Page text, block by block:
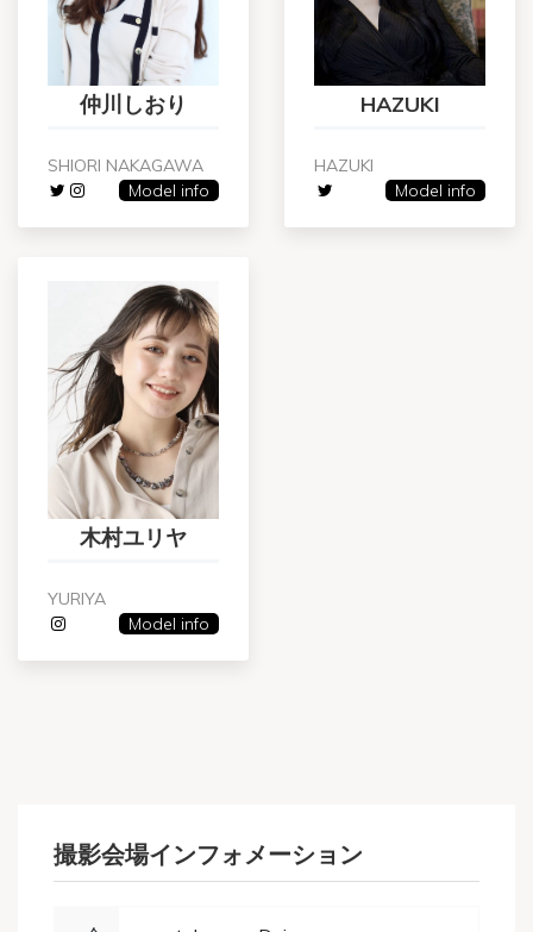
仲川しおり
SHIORI NAKAGAWA
Model info
HAZUKI
HAZUKI
Model info
木村ユリヤ
YURIYA
Model info
撮影会場インフォメーション